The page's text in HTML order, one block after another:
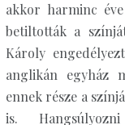
akkor harminc
betiltották a
Károly
anglikán egyház
ennek része a
is.